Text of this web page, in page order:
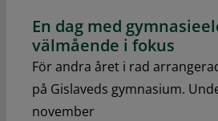
En dag med
välmående i fokus
För andra året i rad
på Gislaveds gymnasium.
november